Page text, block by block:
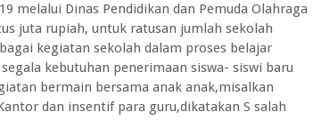
melalui Dinas Pendidikan dan Pemuda Olahraga
juta rupiah, untuk ratusan jumlah sekolah
kegiatan sekolah dalam proses belajar
kebutuhan penerimaan siswa- siswi baru
bermain bersama anak anak,misalkan
dan insentif para guru,dikatakan S salah